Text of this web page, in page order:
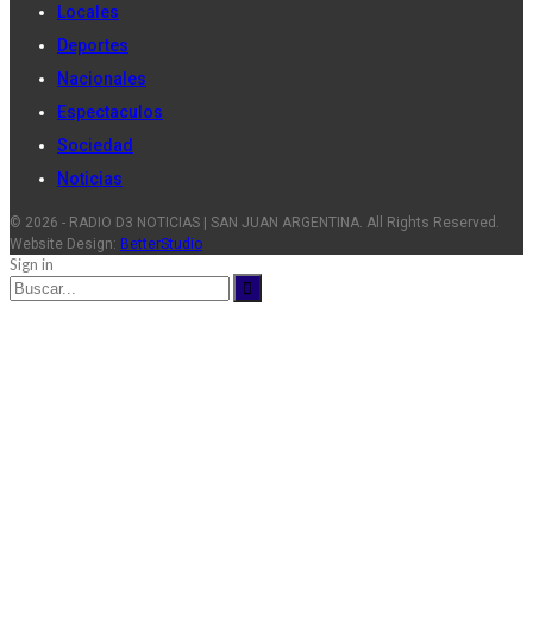
Locales
Deportes
Nacionales
Espectaculos
Sociedad
Noticias
© 2026 - RADIO D3 NOTICIAS | SAN JUAN ARGENTINA. All Rights Reserved.
Website Design: BetterStudio
Sign in